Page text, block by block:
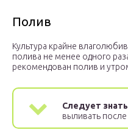
Полив
Культура крайне
полива не менее одного
рекомендован полив и
Следует знать
выливать